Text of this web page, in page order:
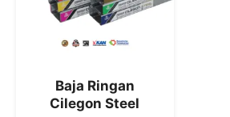
Baja Ringan
Cilegon Steel